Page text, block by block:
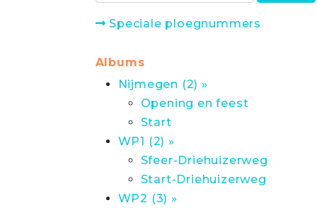
Speciale ploegnummers
Albums
Nijmegen (2) »
Opening en feest
Start
WP1 (2) »
Sfeer-Driehuizerweg
Start-Driehuizerweg
WP2 (3) »